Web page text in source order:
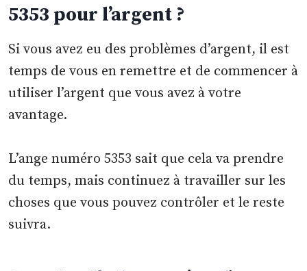
5353 pour l’argent ?
Si vous avez eu des problèmes d’argent, il est
temps de vous en remettre et de commencer à
utiliser l’argent que vous avez à votre
avantage.
L’ange numéro 5353 sait que cela va prendre
du temps, mais continuez à travailler sur les
choses que vous pouvez contrôler et le reste
suivra.